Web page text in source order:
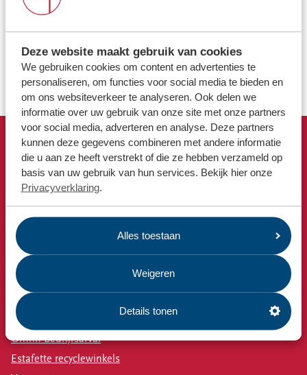
Deze website maakt gebruik van cookies
We gebruiken cookies om content en advertenties te
personaliseren, om functies voor social media te bieden en
om ons websiteverkeer te analyseren. Ook delen we
informatie over uw gebruik van onze site met onze partners
voor social media, adverteren en analyse. Deze partners
kunnen deze gegevens combineren met andere informatie
die u aan ze heeft verstrekt of die ze hebben verzameld op
basis van uw gebruik van hun services. Bekijk hier onze
Privacyverklaring.
Alles toestaan
Weigeren
Details tonen
Voor gemeenten
Voor leveranciers en bezoekers
gemeente Westerwolde onze afvalhelden deze week extra in
stuur werden verrast met een speciale afvalheldentaart.
Een klein gebaar, maar een groot dankjewel voor het
belangrijke werk dat we elke dag doen.
Snel naar
Afvalkalender
Omrin Afvalapp
Afspraak milieustraat
Afval aanmelden
Bekijk ook
Nieuws
Emissiecijfers
Omrin Bedrijfsafval
Estafette recyclewinkels